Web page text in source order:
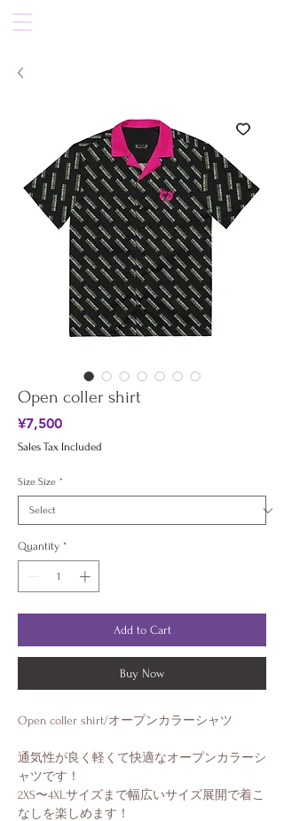
Open coller shirt
¥7,500Price
Sales Tax Included
Size Size *
Quantity *
Add to Cart
Buy Now
Open coller shirt/オープンカラーシャツ
通気性が良く軽くて快適なオープンカラーシ
ャツです！
2XS〜4XLサイズまで幅広いサイズ展開で着こ
なしを楽しめます！